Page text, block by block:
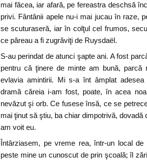
mai făcea, iar afară, pe fereastra deschsă
privi. Fântânii apele nu-i mai jucau în raze,
se scuturaseră, iar în colţul cel frumos,
ce păreau a fi zugrăviţi de Ruysdaël.
S-au perindat de atunci şapte ani. A fost
pentru că ţinere de minte am bună, parcă
evlavia amintirii. Mi s-a înt âmplat
dramă căreia i-am fost, poate, în acea
nevăzut şi orb. Ce fusese însă, ce se
mai ţinut să ştiu, ba chiar dimpotrivă, dovadă
am voit eu.
Întârziasem, pe vreme rea, într-un local
peste mine un cunoscut de prin şcoală; îl